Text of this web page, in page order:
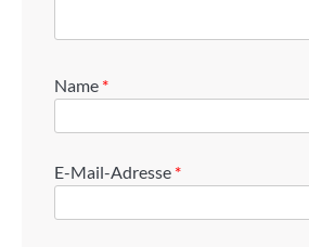
Name *
E-Mail-Adresse *